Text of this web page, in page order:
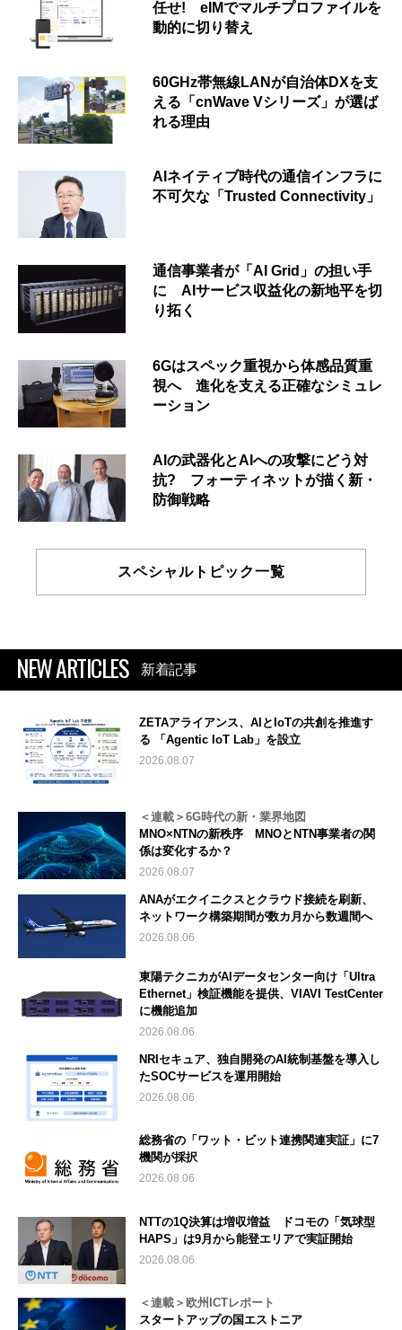
任せ! eIMでマルチプロファイルを
動的に切り替え
60GHz帯無線LANが自治体DXを支
える「cnWave Vシリーズ」が選ば
れる理由
AIネイティブ時代の通信インフラに
不可欠な「Trusted Connectivity」
通信事業者が「AI Grid」の担い手
に AIサービス収益化の新地平を切
り拓く
6Gはスペック重視から体感品質重
視へ 進化を支える正確なシミュレ
ーション
AIの武器化とAIへの攻撃にどう対
抗? フォーティネットが描く新・
防御戦略
スペシャルトピック一覧
NEW ARTICLES 新着記事
ZETAアライアンス、AIとIoTの共創を推進す
る 「Agentic IoT Lab」を設立
2026.08.07
＜連載＞6G時代の新・業界地図
MNO×NTNの新秩序 MNOとNTN事業者の関
係は変化するか？
2026.08.07
ANAがエクイニクスとクラウド接続を刷新、
ネットワーク構築期間が数カ月から数週間へ
2026.08.06
東陽テクニカがAIデータセンター向け「Ultra
Ethernet」検証機能を提供、VIAVI TestCenter
に機能追加
2026.08.06
NRIセキュア、独自開発のAI統制基盤を導入し
たSOCサービスを運用開始
2026.08.06
総務省の「ワット・ビット連携関連実証」に7
機関が採択
2026.08.06
NTTの1Q決算は増収増益 ドコモの「気球型
HAPS」は9月から能登エリアで実証開始
2026.08.06
＜連載＞欧州ICTレポート
スタートアップの国エストニア